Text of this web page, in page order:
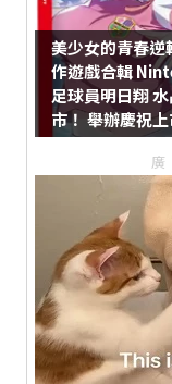
美少女的青春逆
作遊戲合輯
足球員明日翔
市！ 舉辦慶祝